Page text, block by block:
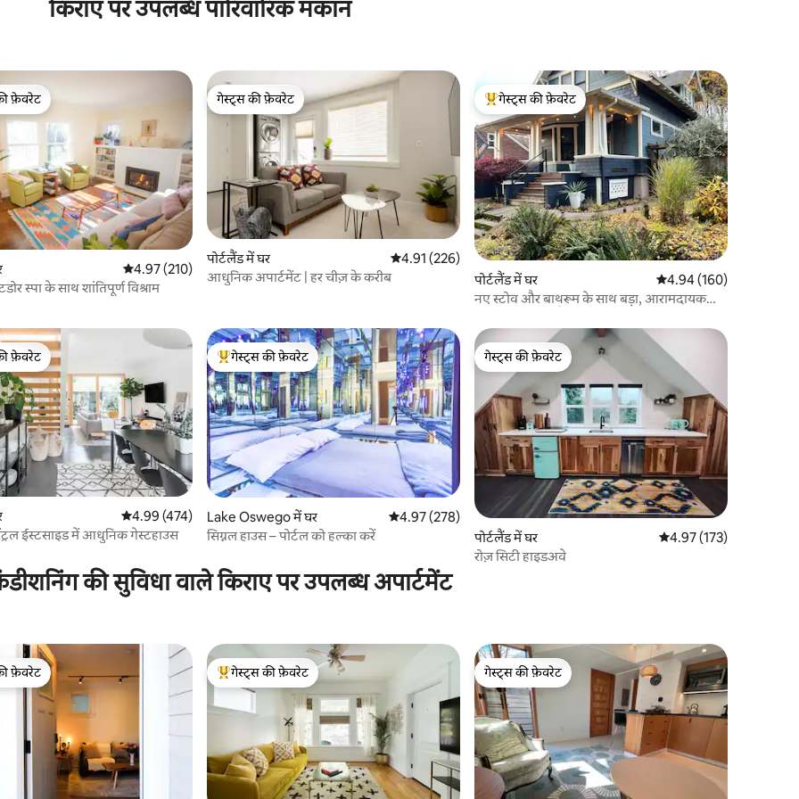
किराए पर उपलब्ध पारिवारिक मकान
फ़ेवरेट
फ़ेवरेट
औसत रेटिंग 5 में से 4.97, 210 समीक्षाएँ
4.97 (210)
स्पा के साथ शांतिपूर्ण विश्राम
गेस्ट्स की फ़ेवरेट
गेस्ट्स की फ़ेवरेट
पोर्टलैंड में घर औसत रेटिंग 5 में से 4.91, 226 समीक्षाएँ
4.91 (226)
आधुनिक अपार्टमेंट | हर चीज़ के करीब
गेस्ट्स का टॉप फ़ेवरेट
गेस्ट्स की फ़ेवरेट
पोर्टलैंड में घर औसत रेटिंग 5 में से 4.94,
4.94 (160)
नए स्टोव और बाथरूम के साथ बड़ा, आरामदायक
फ़ेवरेट
फ़ेवरेट
औसत रेटिंग 5 में से 4.99, 474 समीक्षाएँ
4.99 (474)
ईस्टसाइड में आधुनिक गेस्टहाउस
गेस्ट्स का टॉप फ़ेवरेट
गेस्ट्स की फ़ेवरेट
Lake Oswego में घर औसत रेटिंग 5 में से 4.97, 278 समीक्षाएँ
4.97 (278)
सिग्नल हाउस – पोर्टल को हल्का करें
गेस्ट्स की फ़ेवरेट
गेस्ट्स की फ़ेवरेट
पोर्टलैंड में घर औसत रेटिंग 5 में से 4.97,
4.97 (173)
रोज़ सिटी हाइडअवे
की सुविधा वाले किराए पर उपलब्ध अपार्टमेंट
फ़ेवरेट
फ़ेवरेट
गेस्ट्स का टॉप फ़ेवरेट
गेस्ट्स की फ़ेवरेट
गेस्ट्स की फ़ेवरेट
गेस्ट्स की फ़ेवरेट